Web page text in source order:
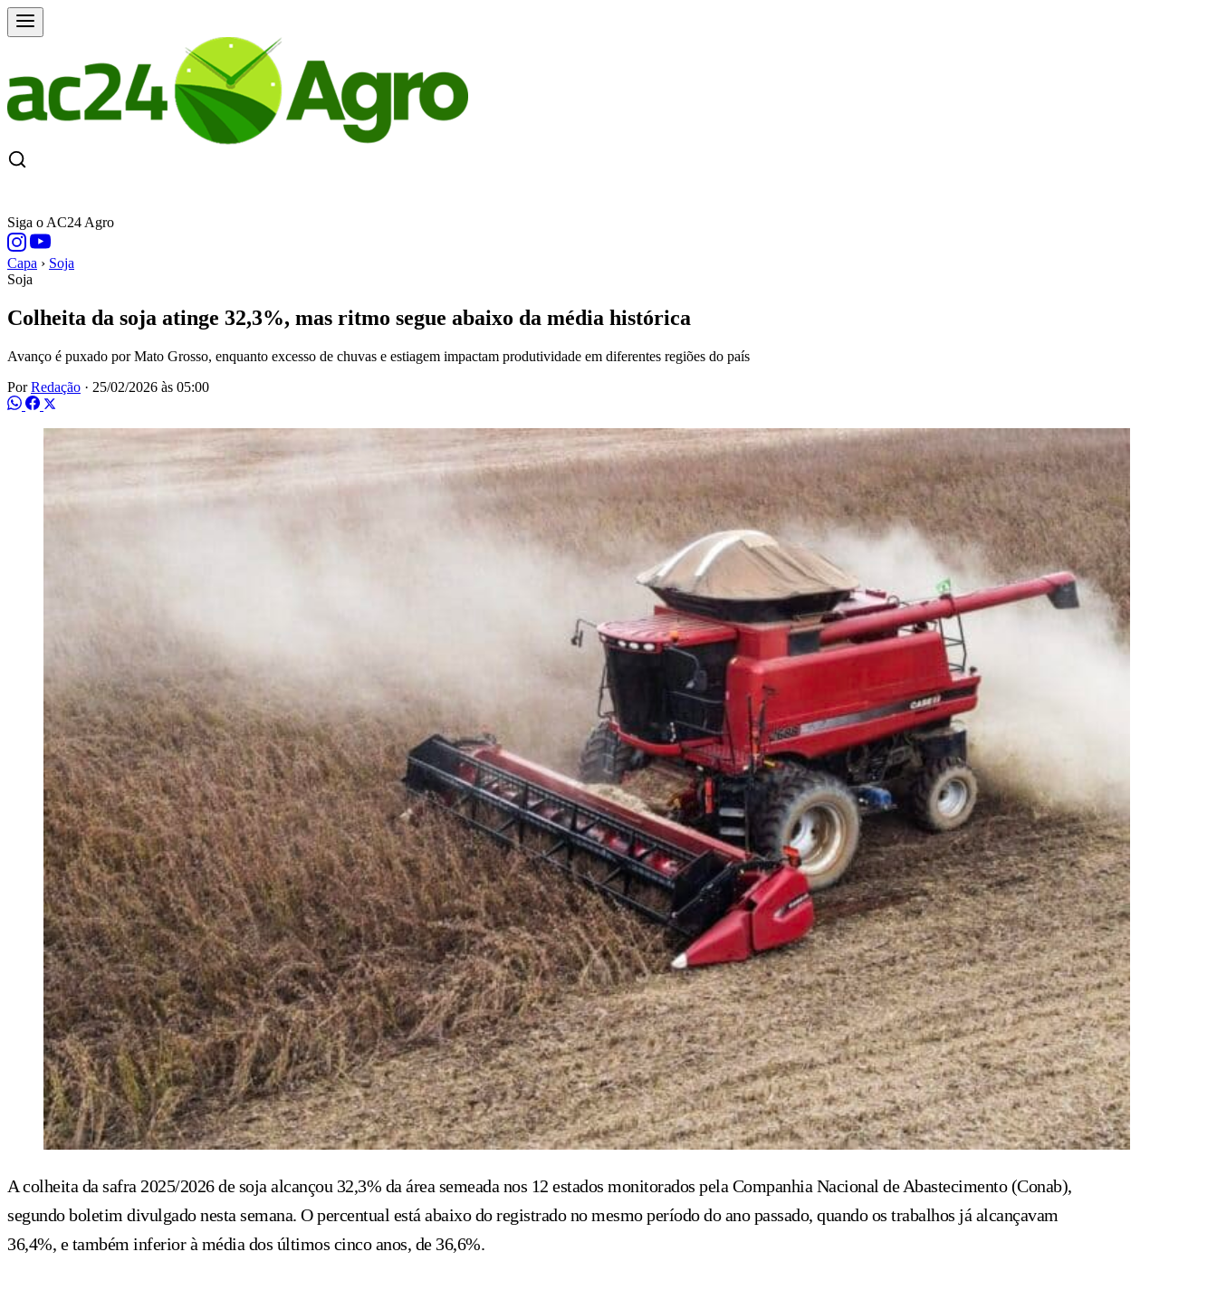
Siga o AC24 Agro
Capa › Soja
Soja
Colheita da soja atinge 32,3%, mas ritmo segue abaixo da média histórica
Avanço é puxado por Mato Grosso, enquanto excesso de chuvas e estiagem impactam produtividade em diferentes regiões do país
PorRedação · 25/02/2026 às 05:00
A colheita da safra 2025/2026 de soja alcançou 32,3% da área semeada nos 12 estados monitorados pela Companhia Nacional de Abastecimento (Conab),
segundo boletim divulgado nesta semana. O percentual está abaixo do registrado no mesmo período do ano passado, quando os trabalhos já alcançavam
36,4%, e também inferior à média dos últimos cinco anos, de 36,6%.